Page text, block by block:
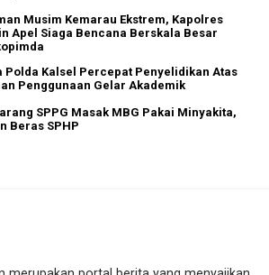
Musim Kemarau Ekstrem, Kapolres
Apel Siaga Bencana Berskala Besar
Polda Kalsel Percepat Penyelidikan Atas
Penggunaan Gelar Akademik
SPPG Masak MBG Pakai Minyakita,
Beras SPHP